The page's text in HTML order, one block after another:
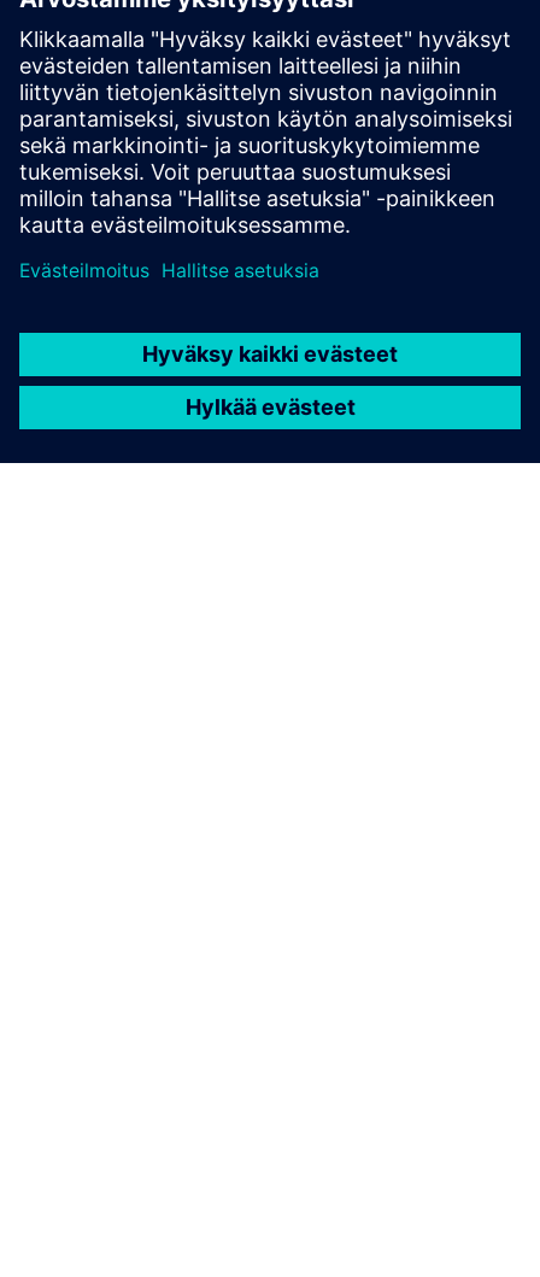
TechnoVision 2025 Your gateway to cutting-edge
innovation
Metaverse Open Cascade Video
Edellytykset
none